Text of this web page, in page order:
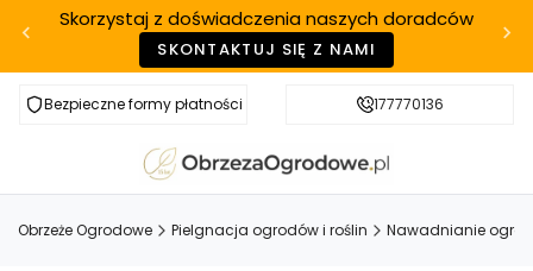
Skorzystaj z doświadczenia naszych doradców
SKONTAKTUJ SIĘ Z NAMI
Bezpieczne formy płatności Szybka realizacja
177770136
Obrzeże Ogrodowe Pielgnacja ogrodów i roślin Nawadnianie